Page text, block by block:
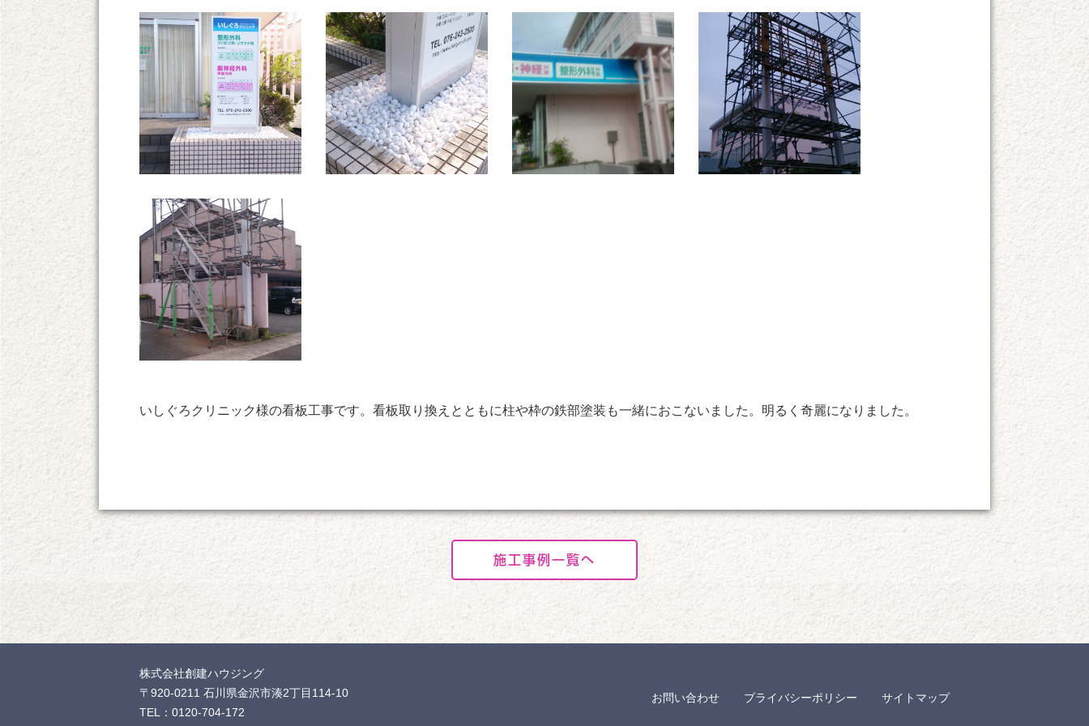
いしぐろクリニック様の看板工事です。看板取り換えとともに柱や枠の鉄部塗装も一緒におこないました。明るく奇麗になりました。
施工事例一覧へ
株式会社創建ハウジング
〒920-0211 石川県金沢市湊2丁目114-10
TEL：0120-704-172
お問い合わせ プライバシーポリシー サイトマップ